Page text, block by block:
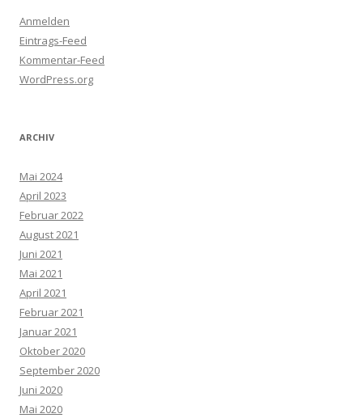
Anmelden
Eintrags-Feed
Kommentar-Feed
WordPress.org
ARCHIV
Mai 2024
April 2023
Februar 2022
August 2021
Juni 2021
Mai 2021
April 2021
Februar 2021
Januar 2021
Oktober 2020
September 2020
Juni 2020
Mai 2020